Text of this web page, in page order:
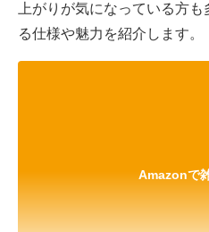
上がりが気になっている方
る仕様や魅力を紹介します。
Amazonで